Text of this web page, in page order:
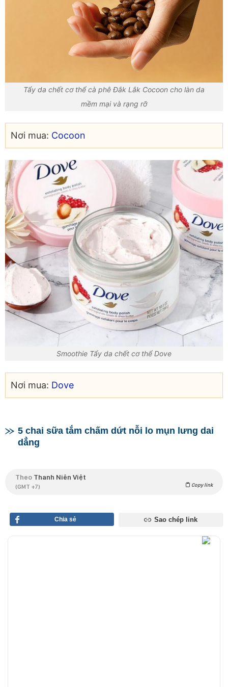
Tẩy da chết cơ thể cà phê Đắk Lắk Cocoon cho làn da
mềm mại và rạng rỡ
Nơi mua: Cocoon
Smoothie Tẩy da chết cơ thể Dove
Nơi mua: Dove
5 chai sữa tắm chấm dứt nỗi lo mụn lưng dai
dẳng
Theo Thanh Niên Việt
(GMT +7) Copy link
Chia sẻ Sao chép link